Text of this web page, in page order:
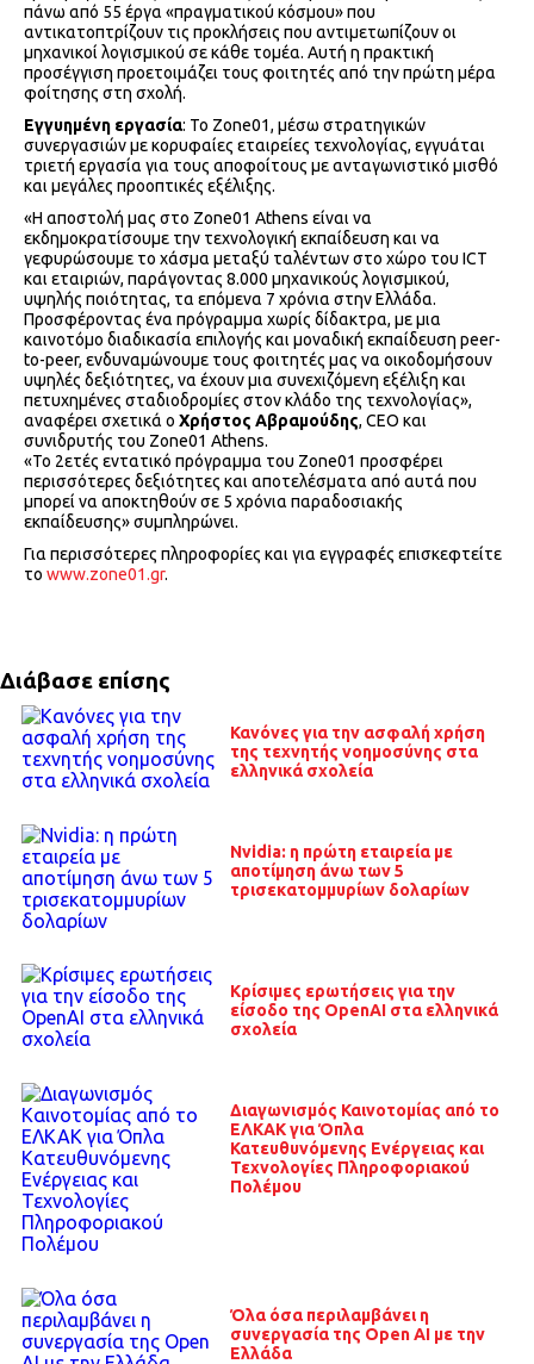
πάνω από 55 έργα «πραγματικού κόσμου» που
αντικατοπτρίζουν τις προκλήσεις που αντιμετωπίζουν οι
μηχανικοί λογισμικού σε κάθε τομέα. Αυτή η πρακτική
προσέγγιση προετοιμάζει τους φοιτητές από την πρώτη μέρα
φοίτησης στη σχολή.
Εγγυημένη εργασία: Το Zone01, μέσω στρατηγικών
συνεργασιών με κορυφαίες εταιρείες τεχνολογίας, εγγυάται
τριετή εργασία για τους αποφοίτους με ανταγωνιστικό μισθό
και μεγάλες προοπτικές εξέλιξης.
«Η αποστολή μας στο Zone01 Athens είναι να
εκδημοκρατίσουμε την τεχνολογική εκπαίδευση και να
γεφυρώσουμε το χάσμα μεταξύ ταλέντων στο χώρο του ICT
και εταιριών, παράγοντας 8.000 μηχανικούς λογισμικού,
υψηλής ποιότητας, τα επόμενα 7 χρόνια στην Ελλάδα.
Προσφέροντας ένα πρόγραμμα χωρίς δίδακτρα, με μια
καινοτόμο διαδικασία επιλογής και μοναδική εκπαίδευση peer-
to-peer, ενδυναμώνουμε τους φοιτητές μας να οικοδομήσουν
υψηλές δεξιότητες, να έχουν μια συνεχιζόμενη εξέλιξη και
πετυχημένες σταδιοδρομίες στον κλάδο της τεχνολογίας»,
αναφέρει σχετικά ο Χρήστος Αβραμούδης, CEO και
συνιδρυτής του Zone01 Athens.
«Το 2ετές εντατικό πρόγραμμα του Zone01 προσφέρει
περισσότερες δεξιότητες και αποτελέσματα από αυτά που
μπορεί να αποκτηθούν σε 5 χρόνια παραδοσιακής
εκπαίδευσης» συμπληρώνει.
Για περισσότερες πληροφορίες και για εγγραφές επισκεφτείτε
το www.zone01.gr.
Διάβασε επίσης
Κανόνες για την ασφαλή χρήση
της τεχνητής νοημοσύνης στα
ελληνικά σχολεία
Nvidia: η πρώτη εταιρεία με
αποτίμηση άνω των 5
τρισεκατομμυρίων δολαρίων
Κρίσιμες ερωτήσεις για την
είσοδο της OpenAI στα ελληνικά
σχολεία
Διαγωνισμός Καινοτομίας από το
ΕΛΚΑΚ για Όπλα
Κατευθυνόμενης Ενέργειας και
Τεχνολογίες Πληροφοριακού
Πολέμου
Όλα όσα περιλαμβάνει η
συνεργασία της Open AI με την
Ελλάδα